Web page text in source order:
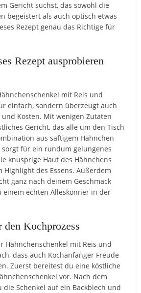
Gericht suchst, das sowohl die
begeistert als auch optisch etwas
Rezept genau das Richtige für
Rezept ausprobieren
mit Reis und
einfach, sondern überzeugt auch
Kosten. Mit wenigen Zutaten
Gericht, das alle um den Tisch
aus saftigem Hähnchen
sorgt für ein rundum gelungenes
knusprige Haut des Hähnchens
des Essens. Außerdem
ganz nach deinem Geschmack
einem echten Alleskönner in der
Kochprozess
Hähnchenschenkel mit Reis und
dass auch Kochanfänger Freude
Zuerst bereitest du eine köstliche
vor. Nach dem
Schenkel auf ein Backblech und